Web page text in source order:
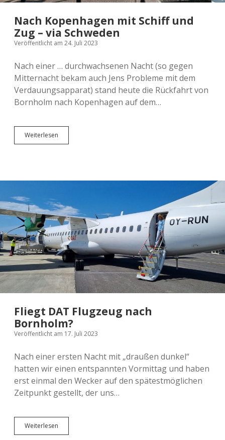
Nach Kopenhagen mit Schiff und
Zug – via Schweden
Veröffentlicht am 24. Juli 2023
Nach einer … durchwachsenen Nacht (so gegen
Mitternacht bekam auch Jens Probleme mit dem
Verdauungsapparat) stand heute die Rückfahrt von
Bornholm nach Kopenhagen auf dem…
Weiterlesen
Kopenhagen
Zug
Schweden
Fliegt DAT Flugzeug nach
Bornholm?
Veröffentlicht am 17. Juli 2023
Nach einer ersten Nacht mit „draußen dunkel“
hatten wir einen entspannten Vormittag und haben
erst einmal den Wecker auf den spätestmöglichen
Zeitpunkt gestellt, der uns…
Weiterlesen
DAT